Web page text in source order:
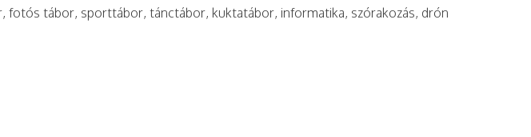
fotós tábor, sporttábor, tánctábor, kuktatábor, informatika, szórakozás, drón